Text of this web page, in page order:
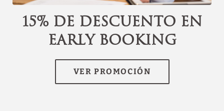
15% de descuento en
Early Booking
VER OFERTAS